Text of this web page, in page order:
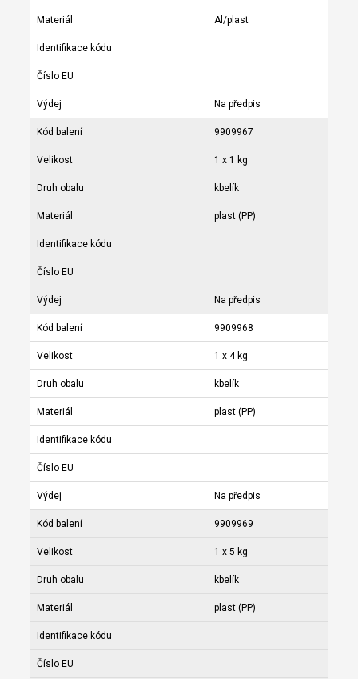
Materiál Al/plast
Identifikace kódu
Číslo EU
Výdej Na předpis
Kód balení 9909967
Velikost 1 x 1 kg
Druh obalu kbelík
Materiál plast (PP)
Identifikace kódu
Číslo EU
Výdej Na předpis
Kód balení 9909968
Velikost 1 x 4 kg
Druh obalu kbelík
Materiál plast (PP)
Identifikace kódu
Číslo EU
Výdej Na předpis
Kód balení 9909969
Velikost 1 x 5 kg
Druh obalu kbelík
Materiál plast (PP)
Identifikace kódu
Číslo EU